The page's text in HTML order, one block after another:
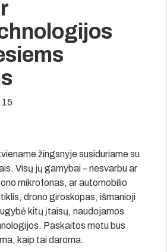
žingsnyje susiduriame su
Visų jų gamybai – nesvarbu ar
mikrofonas, ar automobilio
drono giroskopas, išmanioji
kitų įtaisų, naudojamos
Paskaitos metu bus
kaip tai daroma.